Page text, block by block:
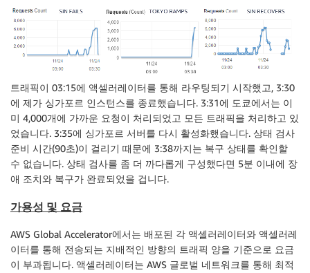
트래픽이 03:15에 액셀러레이터를 통해 라우팅되기 시작했고, 3:30
에 제가 싱가포르 인스턴스를 종료했습니다. 3:31에 도쿄에서는 이
미 4,000개에 가까운 요청이 처리되었고 모든 트래픽을 처리하고 있
었습니다. 3:35에 싱가포르 서버를 다시 활성화했습니다. 상태 검사
준비 시간(90초)이 걸리기 때문에 3:38까지는 복구 상태를 확인할
수 없습니다. 상태 검사를 좀 더 까다롭게 구성했다면 5분 이내에 장
애 조치와 복구가 완료되었을 겁니다.
가용성 및 요금
AWS Global Accelerator에서는 배포된 각 액셀러레이터와 액셀러레
이터를 통해 전송되는 지배적인 방향의 트래픽 양을 기준으로 요금
이 부과됩니다. 액셀러레이터는 AWS 글로벌 네트워크를 통해 최적